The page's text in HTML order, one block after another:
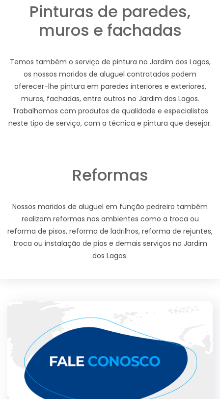
Pinturas de paredes,
muros e fachadas
Temos também o serviço de pintura no Jardim dos Lagos,
os nossos maridos de aluguel contratados podem
oferecer-lhe pintura em paredes interiores e exteriores,
muros, fachadas, entre outros no Jardim dos Lagos.
Trabalhamos com produtos de qualidade e especialistas
neste tipo de serviço, com a técnica e pintura que desejar.
Reformas
Nossos maridos de aluguel em função pedreiro também
realizam reformas nos ambientes como a troca ou
reforma de pisos, reforma de ladrilhos, reforma de rejuntes,
troca ou instalação de pias e demais serviços no Jardim
dos Lagos.